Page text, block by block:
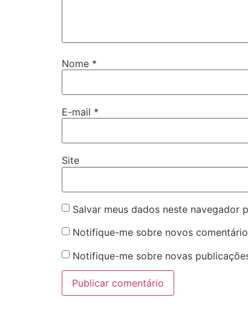
Nome *
E-mail *
Site
Salvar meus dados neste navegador
Notifique-me sobre novos
Notifique-me sobre novas